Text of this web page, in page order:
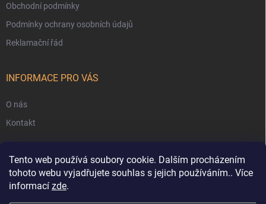
Tento web používá soubory cookie. Dalším procházením
tohoto webu vyjadřujete souhlas s jejich používáním.. Více
informací zde.
Obchodní podmínky
Podmínky ochrany osobních údajů
Reklamační řád
INFORMACE PRO VÁS
O nás
Kontakt